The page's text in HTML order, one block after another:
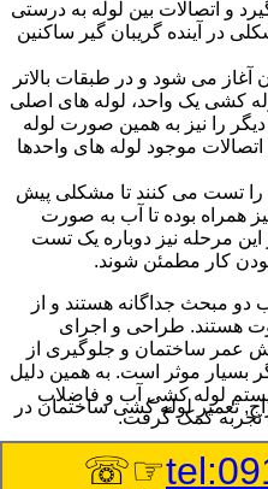
و اتصالات بین لوله به درستی
در آینده گریبان گیر ساکنین
آغاز می شود و در طبقات بالاتر
کشی یک واحد، لوله های اصلی
را نیز به همین صورت لوله
موجود لوله های واحدها
را تست می کنند تا مشکلی پیش
همراه بوده تا آب به صورت
این مرحله نیز دوباره یک تست
کار مطمئن شوند.
مبحث جداگانه هستند و از
هستند. طراحی و اجرای
عمر ساختمان و جلوگیری از
موثر است. به همین دلیل
لوله کشی آب و فاضلاب
تجربه کمک گرفت.
:
تعمیر لوله کشی ساختمان در
☞☏